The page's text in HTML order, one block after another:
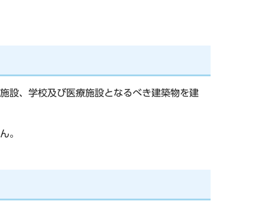
設、学校及び医療施設となるべき建築物を建
。